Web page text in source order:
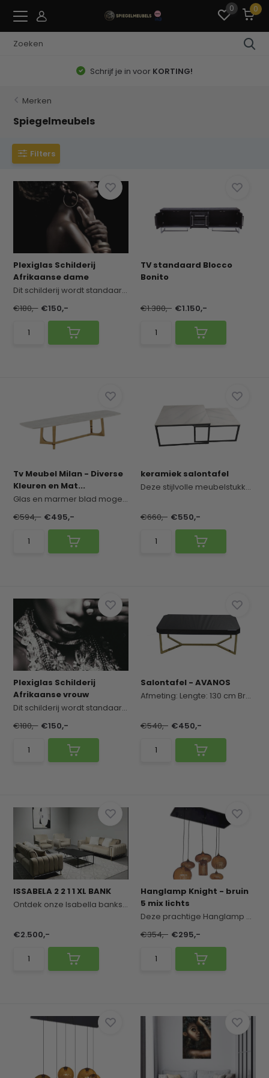
0 0
Schrijf je in voor KORTING!
Merken
Spiegelmeubels
Filters
Plexiglas Schilderij
Afrikaanse dame
Dit schilderij wordt standaard geleverd met een ...
€180,- €150,-
TV standaard Blocco
Bonito
€1.380,- €1.150,-
Tv Meubel Milan - Diverse
Kleuren en Mat...
Glas en marmer blad mogelijk, zilveren en gouden...
€594,- €495,-
keramiek salontafel
Deze stijlvolle meubelstukken combineren verfijn...
€660,- €550,-
Plexiglas Schilderij
Afrikaanse vrouw
Dit schilderij wordt standaard geleverd met een ...
€180,- €150,-
Salontafel - AVANOS
Afmeting: Lengte: 130 cm Breedte: 70 cm
€540,- €450,-
ISSABELA 2 2 1 1 XL BANK
Ontdek onze Isabella bankstel in de kleur taupe ...
€2.500,-
Hanglamp Knight - bruin
5 mix lichts
Deze prachtige Hanglamp bestaat uit bruin 5 mix...
€354,- €295,-